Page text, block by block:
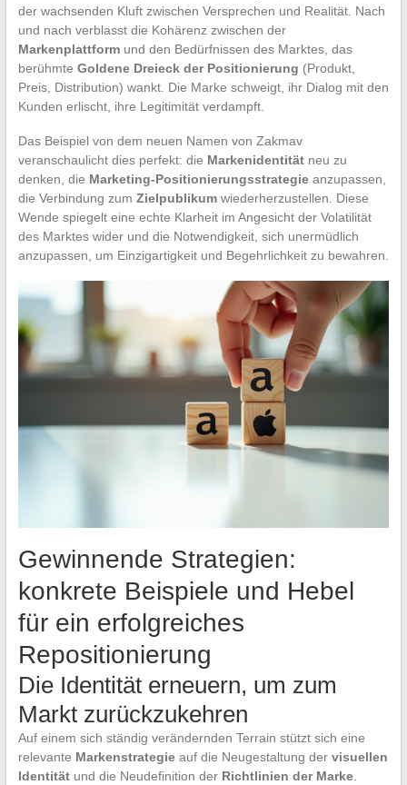
der wachsenden Kluft zwischen Versprechen und Realität. Nach
und nach verblasst die Kohärenz zwischen der
Markenplattformund den Bedürfnissen des Marktes, das
berühmte Goldene Dreieck der Positionierung (Produkt,
Preis, Distribution) wankt. Die Marke schweigt, ihr Dialog mit den
Kunden erlischt, ihre Legitimität verdampft.
Das Beispiel von dem neuen Namen von Zakmav
veranschaulicht dies perfekt: die Markenidentitätneu zu
denken, die Marketing-Positionierungsstrategieanzupassen,
die Verbindung zum Zielpublikumwiederherzustellen. Diese
Wende spiegelt eine echte Klarheit im Angesicht der Volatilität
des Marktes wider und die Notwendigkeit, sich unermüdlich
anzupassen, um Einzigartigkeit und Begehrlichkeit zu bewahren.
Gewinnende Strategien:
konkrete Beispiele und Hebel
für ein erfolgreiches
Repositionierung
Die Identität erneuern, um zum
Markt zurückzukehren
Auf einem sich ständig verändernden Terrain stützt sich eine
relevante Markenstrategieauf die Neugestaltung der visuellen
Identitätund die Neudefinition der Richtlinien der Marke.